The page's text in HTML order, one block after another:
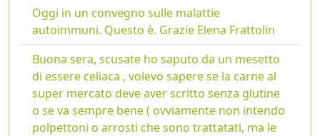
Oggi in un convegno sulle malattie
autoimmuni. Questo è. Grazie Elena Frattolin
Buona sera, scusate ho saputo da un mesetto
di essere celiaca , volevo sapere se la carne al
super mercato deve aver scritto senza glutine
o se va sempre bene ( ovviamente non intendo
polpettoni o arrosti che sono trattatati, ma le